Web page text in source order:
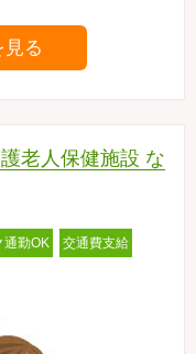
見る
老人保健施設 な
通勤OK 交通費支給